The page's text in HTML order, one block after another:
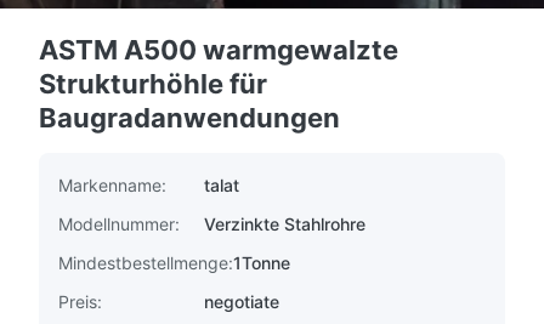
ASTM A500 warmgewalzte
Strukturhöhle für
Baugradanwendungen
Markenname:
talat
Modellnummer:
Verzinkte Stahlrohre
Mindestbestellmenge:1Tonne
Preis:
negotiate